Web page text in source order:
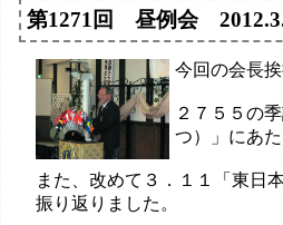
第1271回 昼例会
今回の会長
２７５５の
つ）」にあ
また、改めて３．１１「東日
振り返りました。